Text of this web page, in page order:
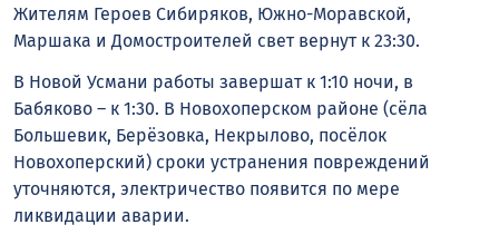
Жителям Героев Сибиряков, Южно-Моравской,
Маршака и Домостроителей свет вернут к 23:30.
В Новой Усмани работы завершат к 1:10 ночи, в
Бабяково – к 1:30. В Новохоперском районе (сёла
Большевик, Берёзовка, Некрылово, посёлок
Новохоперский) сроки устранения повреждений
уточняются, электричество появится по мере
ликвидации аварии.